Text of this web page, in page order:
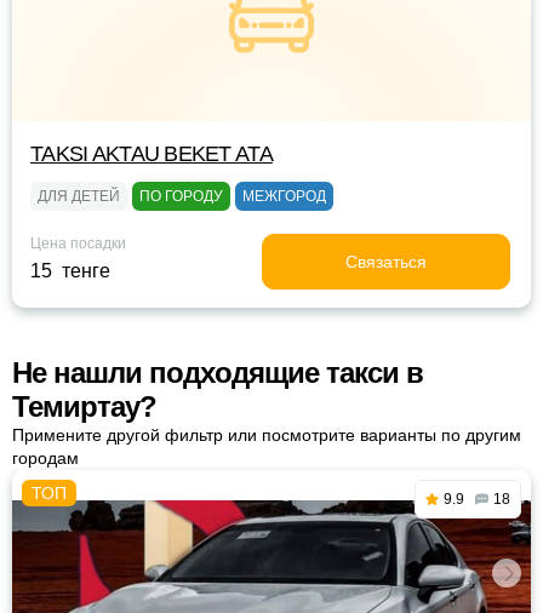
TAKSI AKTAU BEKET ATA
ДЛЯ ДЕТЕЙ ПО ГОРОДУ МЕЖГОРОД
Цена посадки
15 тенге Связаться
Не нашли подходящие такси в
Темиртау?
Примените другой фильтр или посмотрите варианты по другим
городам
9.9 18